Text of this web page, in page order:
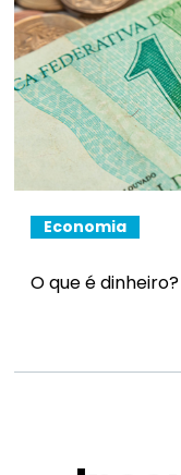
Economia
O que é dinheiro?